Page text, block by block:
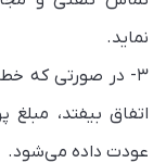
نماید.
۳- در صورتی که
عودت داده می‌شود.